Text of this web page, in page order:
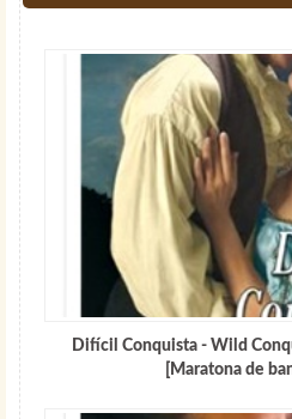
Difícil Conquista - Wild
[Maratona de